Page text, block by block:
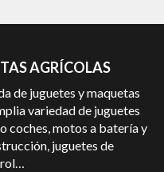
AGRÍCOLAS
de juguetes y maquetas
variedad de juguetes
coches, motos a batería y
juguetes de